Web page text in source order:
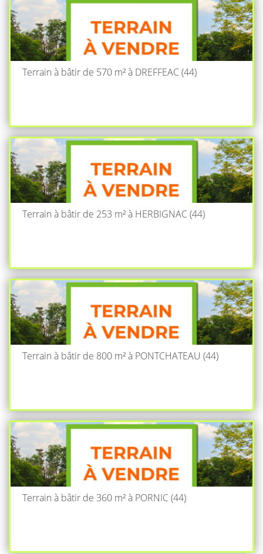
Terrain à bâtir de 570 m² à DREFFEAC (44)
Terrain à bâtir de 253 m² à HERBIGNAC (44)
Terrain à bâtir de 800 m² à PONTCHATEAU (44)
Terrain à bâtir de 360 m² à PORNIC (44)